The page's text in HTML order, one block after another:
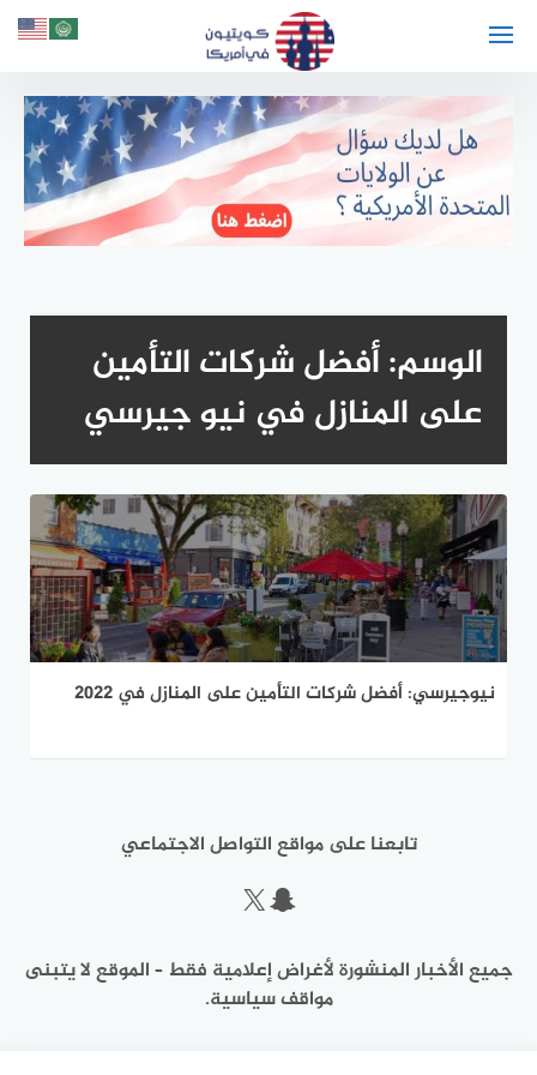
الوسم:أفضل شركات التأمين
على المنازل في نيو جيرسي
نيوجيرسي: أفضل شركات التأمين على المنازل في 2022
تابعنا على مواقع التواصل الاجتماعي
سناب شات
إكس
جميع الأخبار المنشورة لأغراض إعلامية فقط – الموقع لا يتبنى
مواقف سياسية.